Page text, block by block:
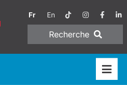
Fr En
Recherche